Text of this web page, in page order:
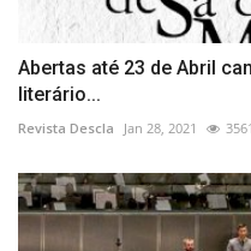
Abertas até 23 de Abril
literário...
Revista Descla Jan 28, 2021 3561